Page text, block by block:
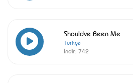
Shouldve Been Me
Türkçe
İndir: 742